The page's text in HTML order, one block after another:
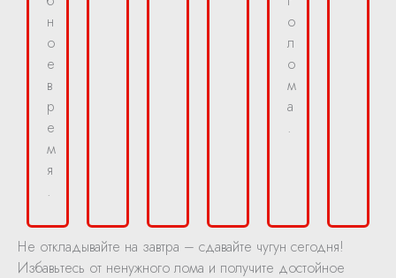
н
о
е
в
р
е
м
я
.
о
л
о
м
а
.
Не откладывайте на завтра – сдавайте чугун сегодня!
Избавьтесь от ненужного лома и получите достойное